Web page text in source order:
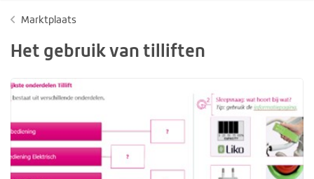
Marktplaats
Het gebruik van tilliften